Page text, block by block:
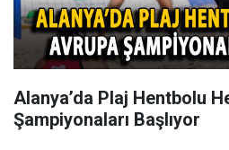
Alanya’da Plaj Hentbolu
Şampiyonaları Başlıyor